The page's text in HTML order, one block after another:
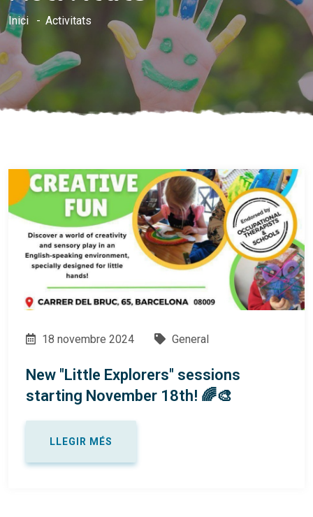
Inici Activitats
18 novembre 2024 General
New "Little Explorers" sessions
starting November 18th! 🌈🎨
LLEGIR MÉS